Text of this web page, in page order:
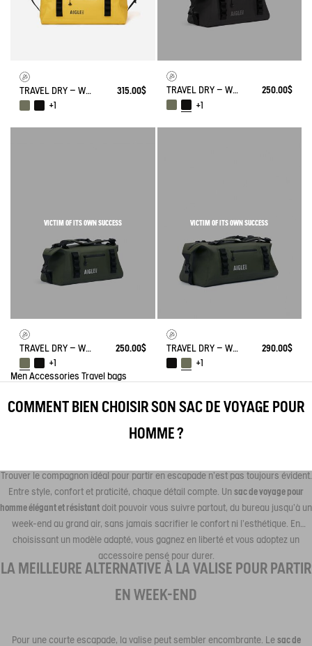
TRAVEL DRY – WATERPROOF DUFFEL BAG (75L)
315.00$
+1
TRAVEL DRY – WATERPROOF DUFFEL BAG (35L) – AIRLINE FIT CARRY ON
250.00$
+1
VICTIM OF ITS OWN SUCCESS
TRAVEL DRY – WATERPROOF DUFFEL BAG (35L) – AIRLINE FIT CARRY ON
250.00$
+1
VICTIM OF ITS OWN SUCCESS
TRAVEL DRY – WATERPROOF DUFFEL BAG (55L)
290.00$
+1
Men Accessories Travel bags
COMMENT BIEN CHOISIR SON SAC DE VOYAGE POUR
HOMME ?
Trouver le compagnon idéal pour partir en escapade n’est pas toujours évident.
Entre style, confort et praticité, chaque détail compte. Un sac de voyage pour
homme élégant et résistant doit pouvoir vous suivre partout, du bureau jusqu’à un
week-end au grand air, sans jamais sacrifier le confort ni l’esthétique. En
choisissant un modèle adapté, vous gagnez en liberté et vous adoptez un
accessoire pensé pour durer.
LA MEILLEURE ALTERNATIVE À LA VALISE POUR PARTIR
EN WEEK-END
Pour une courte escapade, la valise peut sembler encombrante. Le sac de